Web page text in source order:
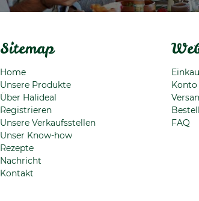
Sitemap
Home
Unsere Produkte
Über Halideal
Registrieren
Unsere Verkaufsstellen
Unser Know-how
Rezepte
Nachricht
Kontakt
Konto
FAQ